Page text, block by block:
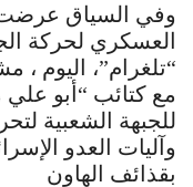
وفي السياق عرضت
العسكري لحركة
“تلغرام”، اليوم ،
مع كتائب “أبو
للجبهة الشعبية
وآليات العدو
بقذائف الهاون